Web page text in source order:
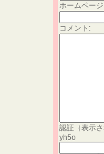
ホームペー
コメント:
認証（表示
yh5o